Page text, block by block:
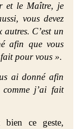
et le Maître, je
vous devez
C’est un
afin que vous
pour vous ».
ai donné afin
comme j’ai fait
bien ce geste,